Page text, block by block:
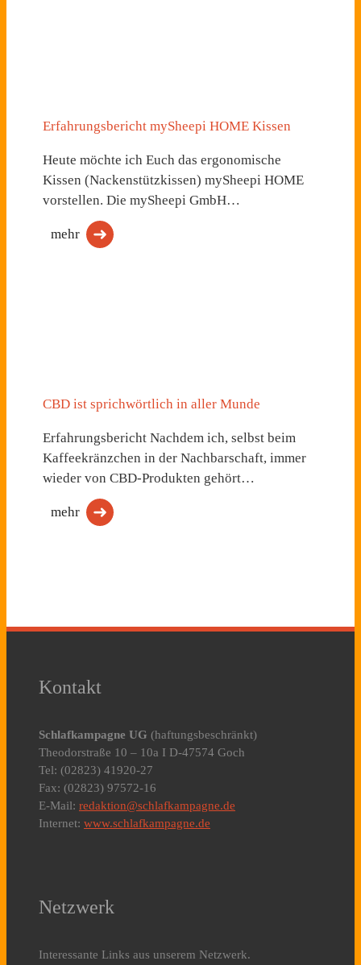
Erfahrungsbericht mySheepi HOME Kissen
Heute möchte ich Euch das ergonomische
Kissen (Nackenstützkissen) mySheepi HOME
vorstellen. Die mySheepi GmbH…
mehr
CBD ist sprichwörtlich in aller Munde
Erfahrungsbericht Nachdem ich, selbst beim
Kaffeekränzchen in der Nachbarschaft, immer
wieder von CBD-Produkten gehört…
mehr
Kontakt
Schlafkampagne UG (haftungsbeschränkt)
Theodorstraße 10 – 10a I D-47574 Goch
Tel: (02823) 41920-27
Fax: (02823) 97572-16
E-Mail: redaktion@schlafkampagne.de
Internet: www.schlafkampagne.de
Netzwerk
Interessante Links aus unserem Netzwerk.